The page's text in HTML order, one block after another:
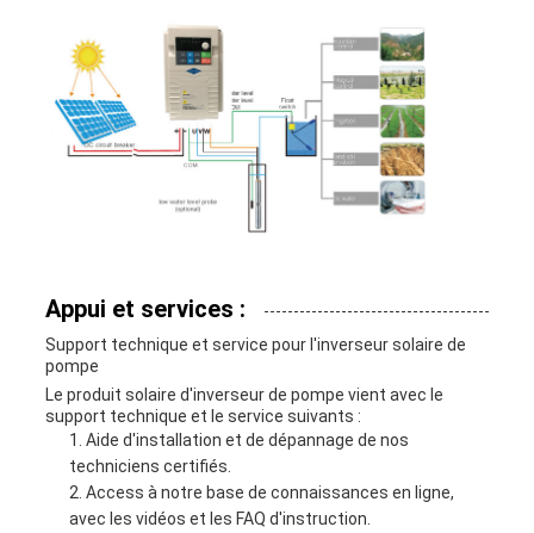
Appui et services :
Support technique et service pour l'inverseur solaire de
pompe
Le produit solaire d'inverseur de pompe vient avec le
support technique et le service suivants :
Aide d'installation et de dépannage de nos
techniciens certifiés.
Access à notre base de connaissances en ligne,
avec les vidéos et les FAQ d'instruction.